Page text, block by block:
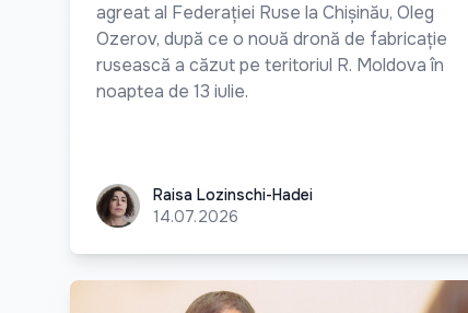
agreat al Federației Ruse la Chișinău, Oleg
Ozerov, după ce o nouă dronă de fabricație
rusească a căzut pe teritoriul R. Moldova în
noaptea de 13 iulie.
Raisa Lozinschi-Hadei
Raisa Lozinschi-Hadei
14.07.2026